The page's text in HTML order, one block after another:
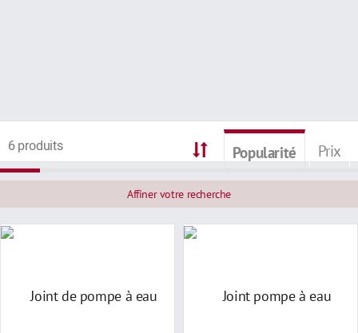
6 produits Popularité Prix
Affiner votre recherche